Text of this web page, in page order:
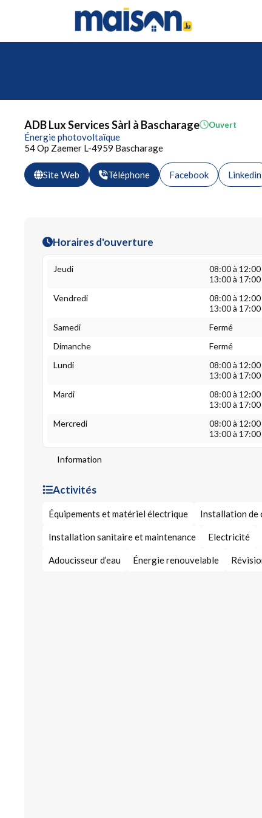
ADB Lux Services Sàrl à Bascharage Ouvert
Énergie photovoltaïque
54 Op Zaemer L-4959 Bascharage
Site Web Téléphone Facebook Linkedin
Horaires d'ouverture
Jeudi
08:00 à 12:00
13:00 à 17:00
Vendredi
08:00 à 12:00
13:00 à 17:00
Samedi
Fermé
Dimanche
Fermé
Lundi
08:00 à 12:00
13:00 à 17:00
Mardi
08:00 à 12:00
13:00 à 17:00
Mercredi
08:00 à 12:00
13:00 à 17:00
Information
Activités
Équipements et matériel électrique Installation de
Installation sanitaire et maintenance Electricité
Adoucisseur d’eau Énergie renouvelable